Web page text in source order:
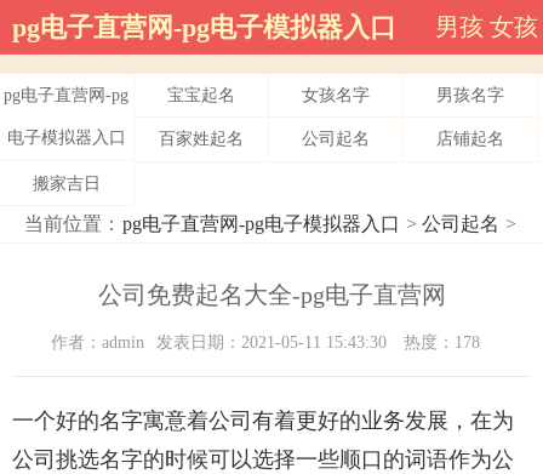
pg电子直营网-pg电子模拟器入口 男孩 女孩
pg电子直营网-pg
电子模拟器入口
宝宝起名 女孩名字 男孩名字
百家姓起名 公司起名 店铺起名
搬家吉日
当前位置： pg电子直营网-pg电子模拟器入口 > 公司起名 >
公司免费起名大全-pg电子直营网
作者：admin 发表日期：2021-05-11 15:43:30 热度：178
一个好的名字寓意着公司有着更好的业务发展，在为
公司挑选名字的时候可以选择一些顺口的词语作为公